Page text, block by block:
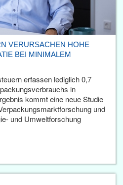
VERURSACHEN HOHE
BEI MINIMALEM
erfassen lediglich 0,7
in
kommt eine neue Studie
und
und Umweltforschung